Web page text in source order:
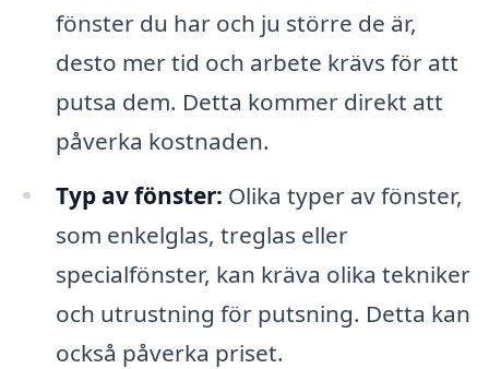
fönster du har och ju större de är,
desto mer tid och arbete krävs för att
putsa dem. Detta kommer direkt att
påverka kostnaden.
Typ av fönster: Olika typer av fönster,
som enkelglas, treglas eller
specialfönster, kan kräva olika tekniker
och utrustning för putsning. Detta kan
också påverka priset.